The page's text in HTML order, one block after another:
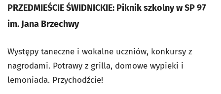
PRZEDMIEŚCIE ŚWIDNICKIE: Piknik szkolny w SP 97
im. Jana Brzechwy
Występy taneczne i wokalne uczniów, konkursy z
nagrodami. Potrawy z grilla, domowe wypieki i
lemoniada. Przychodźcie!